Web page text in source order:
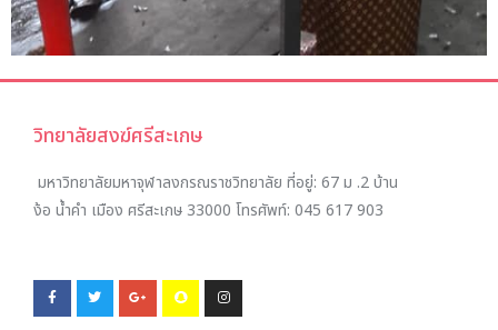
วิทยาลัยสงฆ์ศรีสะเกษ
มหาวิทยาลัยมหาจุฬาลงกรณราชวิทยาลัย ที่อยู่: 67 ม .2 บ้าน
ง้อ น้ำคำ เมือง ศรีสะเกษ 33000 โทรศัพท์: 045 617 903